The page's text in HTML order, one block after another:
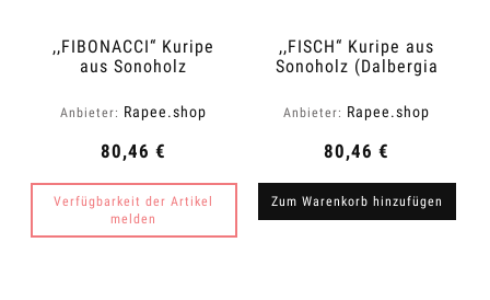
,,FIBONACCI“ Kuripe
aus Sonoholz
Anbieter: Rapee.shop
80,46 €
Verfügbarkeit der Artikel
melden
,,FISCH“ Kuripe aus
Sonoholz (Dalbergia
Anbieter: Rapee.shop
80,46 €
Zum Warenkorb hinzufügen